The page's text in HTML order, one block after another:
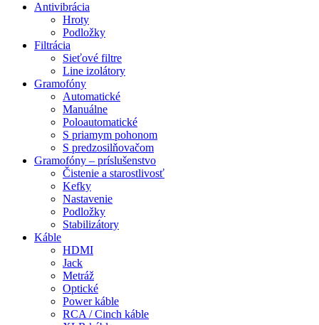
Antivibrácia
Hroty
Podložky
Filtrácia
Sieťové filtre
Line izolátory
Gramofóny
Automatické
Manuálne
Poloautomatické
S priamym pohonom
S predzosilňovačom
Gramofóny – príslušenstvo
Čistenie a starostlivosť
Kefky
Nastavenie
Podložky
Stabilizátory
Káble
HDMI
Jack
Metráž
Optické
Power káble
RCA / Cinch káble